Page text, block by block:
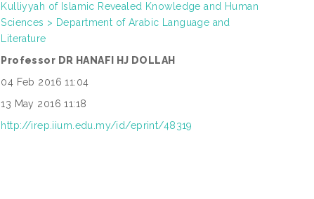
Kulliyyah of Islamic Revealed Knowledge and Human
Sciences > Department of Arabic Language and
Literature
Professor DR HANAFI HJ DOLLAH
04 Feb 2016 11:04
13 May 2016 11:18
http://irep.iium.edu.my/id/eprint/48319